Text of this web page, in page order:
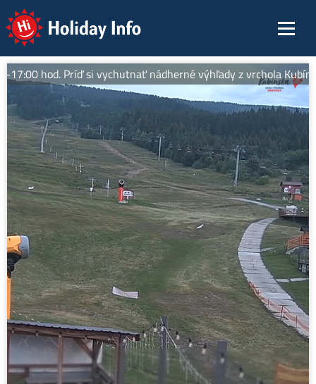
Holiday Info
hod. Príď si vychutnať nádherné výhľady z vrchola